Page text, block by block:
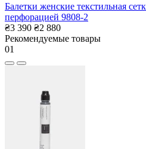
Балетки женские текстильная
перфорацией 9808-2
₴3 390 ₴2 880
Рекомендуемые товары
01